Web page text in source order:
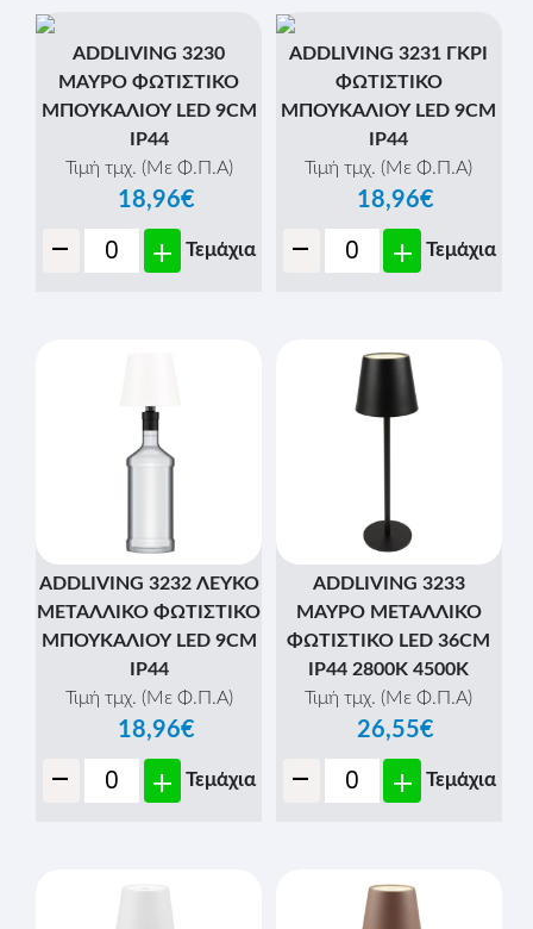
ADDLIVING 3230
ΜΑΥΡΟ ΦΩΤΙΣΤΙΚΟ
ΜΠΟΥΚΑΛΙΟΥ LED 9CM
IP44
Τιμή τμχ. (Με Φ.Π.Α)
18,96€
- + Τεμάχια
ADDLIVING 3231 ΓΚΡΙ
ΦΩΤΙΣΤΙΚΟ
ΜΠΟΥΚΑΛΙΟΥ LED 9CM
IP44
Τιμή τμχ. (Με Φ.Π.Α)
18,96€
- + Τεμάχια
ADDLIVING 3232 ΛΕΥΚΟ
ΜΕΤΑΛΛΙΚΟ ΦΩΤΙΣΤΙΚΟ
ΜΠΟΥΚΑΛΙΟΥ LED 9CM
IP44
Τιμή τμχ. (Με Φ.Π.Α)
18,96€
- + Τεμάχια
ADDLIVING 3233
ΜΑΥΡΟ ΜΕΤΑΛΛΙΚΟ
ΦΩΤΙΣΤΙΚΟ LED 36CM
IP44 2800Κ 4500Κ
Τιμή τμχ. (Με Φ.Π.Α)
26,55€
- + Τεμάχια